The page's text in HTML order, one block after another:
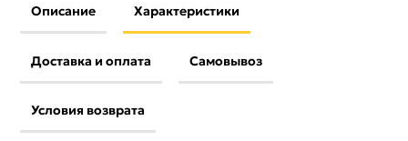
Описание Характеристики
Доставка и оплата Самовывоз
Условия возврата